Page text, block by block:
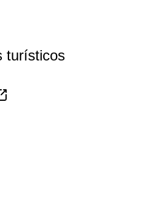
turísticos